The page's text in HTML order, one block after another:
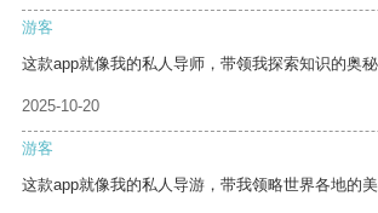
游客
这款app就像我的私人导师，带领我探索知识的奥秘
2025-10-20
游客
这款app就像我的私人导游，带我领略世界各地的美